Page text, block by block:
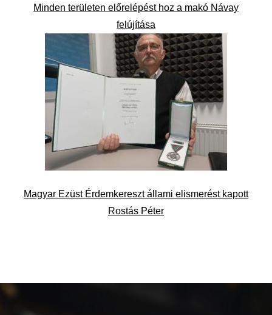
Minden területen előrelépést hoz a makó Návay
felújítása
Magyar Ezüst Érdemkereszt állami elismerést kapott
Rostás Péter